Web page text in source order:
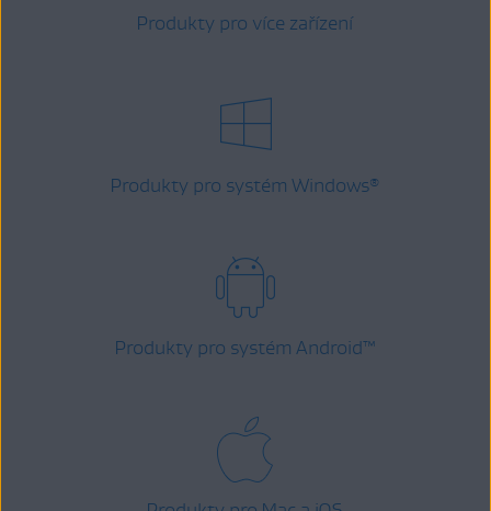
Produkty pro více zařízení
Produkty pro systém Windows®
Produkty pro systém Android™